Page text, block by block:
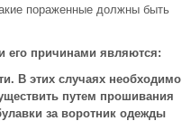
пораженные должны быть
его причинами являются:
В этих случаях необходимо
путем прошивания
за воротник одежды